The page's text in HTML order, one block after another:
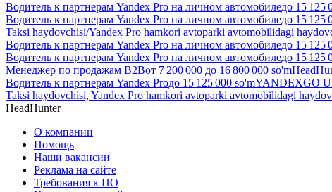
Водитель к партнерам Yandex Pro на личном автомобиледо 15 125
Водитель к партнерам Yandex Pro на личном автомобиледо 15 125
Taksi haydovchisi/Yandex Pro hamkori avtoparki avtomobilidagi
Водитель к партнерам Yandex Pro на личном автомобиледо 15 125
Водитель к партнерам Yandex Pro на личном автомобиледо 15 125
Менеджер по продажам B2Bот 7 200 000 до 16 800 000 so'm
Водитель к партнерам Yandex Proдо 15 125 000 so'mYANDEXGO
Taksi haydovchisi, Yandex Pro hamkori avtoparki avtomobilidagi
HeadHunter
О компании
Помощь
Наши вакансии
Реклама на сайте
Требования к ПО